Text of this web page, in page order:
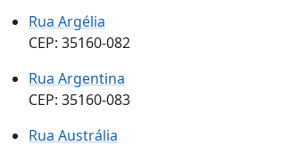
Rua Argélia
CEP: 35160-082
Rua Argentina
CEP: 35160-083
Rua Austrália